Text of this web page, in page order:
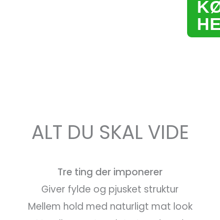
ALT DU SKAL VIDE
Tre ting der imponerer
Giver fylde og pjusket struktur
Mellem hold med naturligt mat look